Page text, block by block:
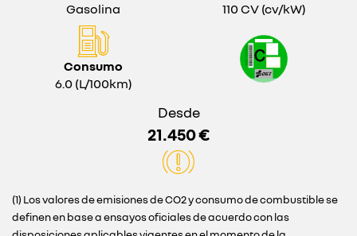
Gasolina
110 CV (cv/kW)
Consumo
6.0 (L/100km)
Desde
21.450 €
(1) Los valores de emisiones de CO2 y consumo de combustible se
definen en base a ensayos oficiales de acuerdo con las